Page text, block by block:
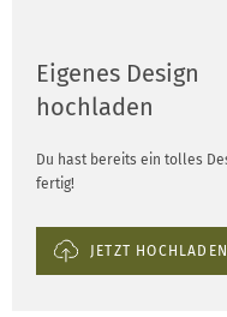
Eigenes Design
hochladen
Du hast bereits ein tolles
fertig!
JETZT HOCHLADEN